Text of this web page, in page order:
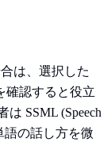
は、選択した
確認すると役立
SSML (Speech
語の話し方を微